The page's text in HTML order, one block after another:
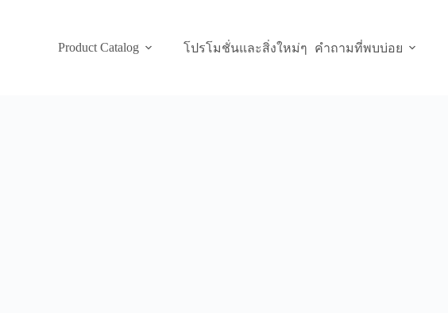
Product Catalog
โปรโมชั่นและสิ่งใหม่ๆ คำถามที่พบบ่อย